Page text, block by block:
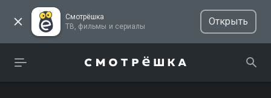
Смотрёшка
ТВ, фильмы и сериалы
Открыть